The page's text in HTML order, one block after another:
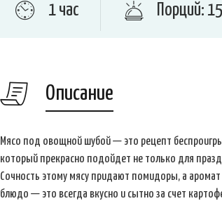
1 час Порций: 15
Описание
Мясо под овощной шубой — это рецепт
который прекрасно подойдет не только для
Сочность этому мясу придают помидоры, а
блюдо — это всегда вкусно и сытно за счет